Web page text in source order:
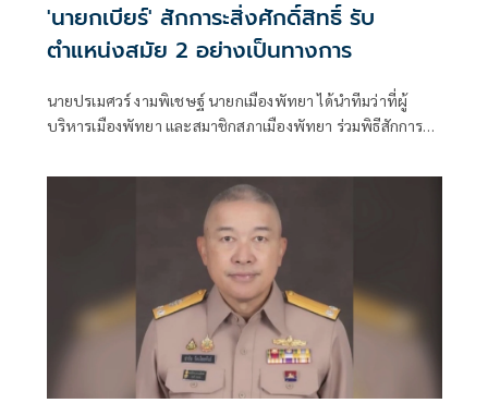
'นายกเบียร์' สักการะสิ่งศักดิ์สิทธิ์ รับ
ตำแหน่งสมัย 2 อย่างเป็นทางการ
นายปรเมศวร์ งามพิเชษฐ์ นายกเมืองพัทยา ได้นำทีมว่าที่ผู้
บริหารเมืองพัทยา และสมาชิกสภาเมืองพัทยา ร่วมพิธีสักการะ